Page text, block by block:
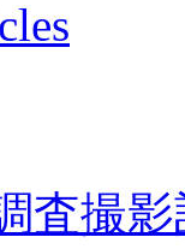
査撮